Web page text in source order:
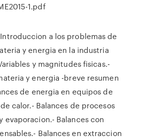
1.pdf
Introduccion a los problemas de
y energia en la industria
y magnitudes fisicas.-
y energia -breve resumen
de energia en equipos de
calor.- Balances de procesos
evaporacion.- Balances con
Balances en extraccion